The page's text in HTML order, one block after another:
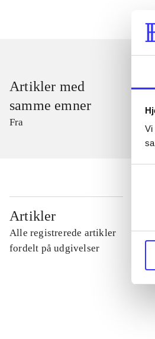
Vi
Artikler med
samme emner
Fra
Artikler
Alle registrerede artikler
fordelt på udgivelser